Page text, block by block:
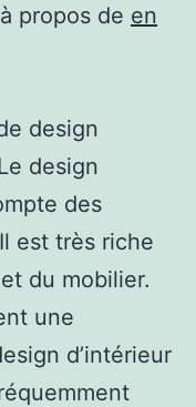
propos de en
design
design
des
est très riche
du mobilier.
une
d’intérieur